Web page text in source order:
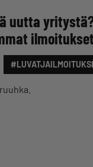
uutta